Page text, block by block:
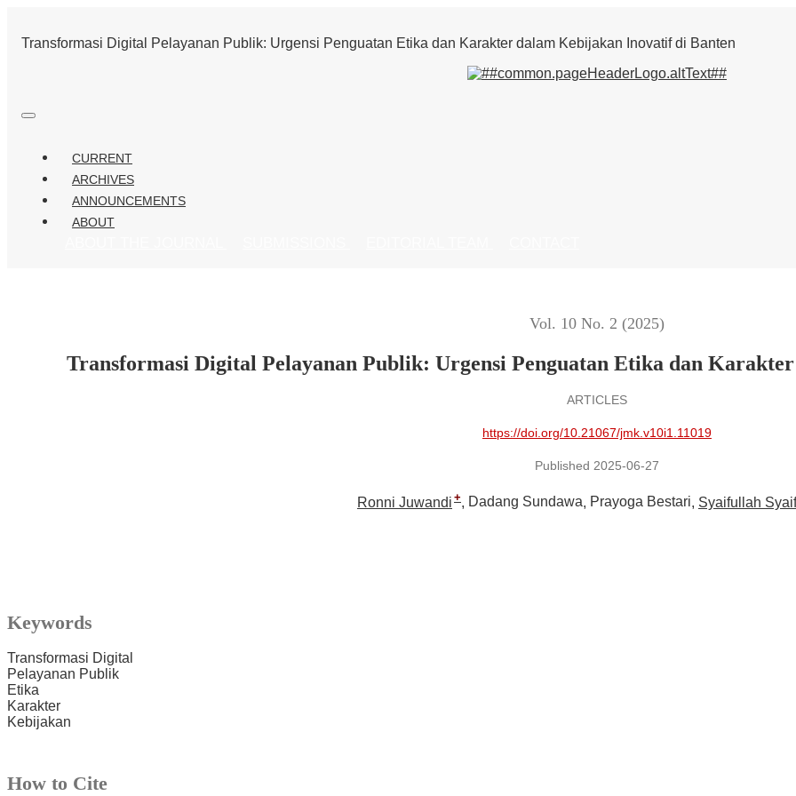
Transformasi Digital Pelayanan Publik: Urgensi Penguatan Etika dan Karakter dalam Kebijakan Inovatif di Banten
CURRENT
ARCHIVES
ANNOUNCEMENTS
ABOUT
Vol. 10 No. 2 (2025)
Transformasi Digital Pelayanan Publik: Urgensi Penguatan Etika dan
ARTICLES
https://doi.org/10.21067/jmk.v10i1.11019
Published 2025-06-27
Ronni Juwandi + Dadang Sundawa Prayoga Bestari Syaifullah
Keywords
Transformasi Digital
Pelayanan Publik
Etika
Karakter
Kebijakan
How to Cite